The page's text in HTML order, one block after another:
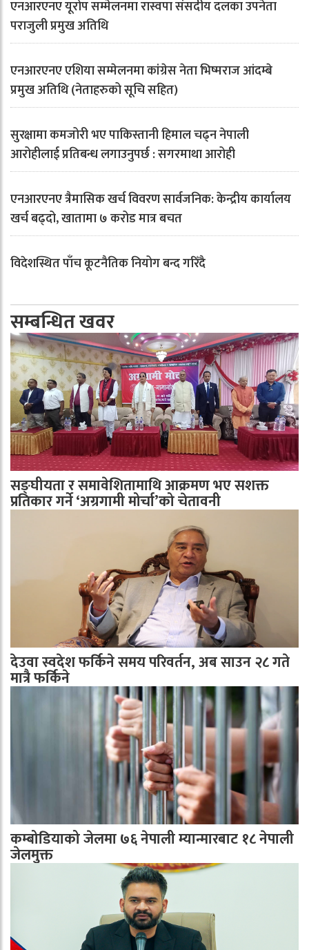
एनआरएनए यूरोप सम्मेलनमा रास्वपा संसदीय दलका उपनेता
पराजुली प्रमुख अतिथि
एनआरएनए एशिया सम्मेलनमा कांग्रेस नेता भिष्मराज आंदम्बे
प्रमुख अतिथि (नेताहरुको सूचि सहित)
सुरक्षामा कमजोरी भए पाकिस्तानी हिमाल चढ्न नेपाली
आरोहीलाई प्रतिबन्ध लगाउनुपर्छ : सगरमाथा आरोही
एनआरएनए त्रैमासिक खर्च विवरण सार्वजनिक: केन्द्रीय कार्यालय
खर्च बढ्दो, खातामा ७ करोड मात्र बचत
विदेशस्थित पाँच कूटनैतिक नियोग बन्द गरिँदै
सम्बन्धित खवर
सङ्घीयता र समावेशितामाथि आक्रमण भए सशक्त
प्रतिकार गर्ने ‘अग्रगामी मोर्चा’को चेतावनी
देउवा स्वदेश फर्किने समय परिवर्तन, अब साउन २८ गते
मात्रै फर्किने
कम्बोडियाको जेलमा ७६ नेपाली म्यान्मारबाट १८ नेपाली
जेलमुक्त